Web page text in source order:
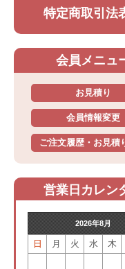
特定商取引法
会員メニュ
お見積り
会員情報変更
ご注文履歴・お見積
営業日カレン
2026年8月
日 月 火 水 木